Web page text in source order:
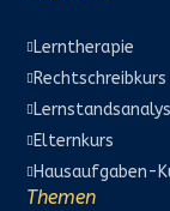
 Lerntherapie
 Rechtschreibkurs

 Elternkurs
 Hausaufgaben-
Themen